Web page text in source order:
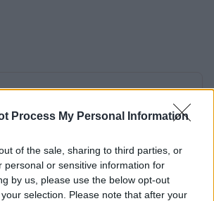
Process My Personal Information
of the sale, sharing to third parties, or
personal or sensitive information for
by us, please use the below opt-out
selection. Please note that after your